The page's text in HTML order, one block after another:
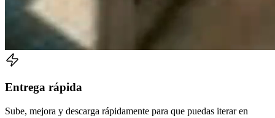
Entrega rápida
Sube, mejora y descarga rápidamente para que puedas iterar en